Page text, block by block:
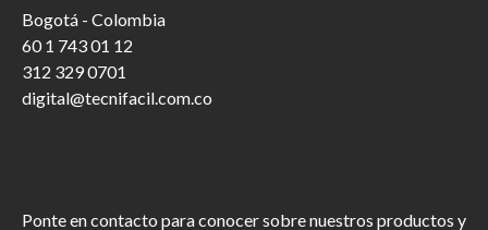
Bogotá - Colombia
60 1 743 01 12
312 329 0701
digital@tecnifacil.com.co
Ponte en contacto para conocer sobre nuestros productos y